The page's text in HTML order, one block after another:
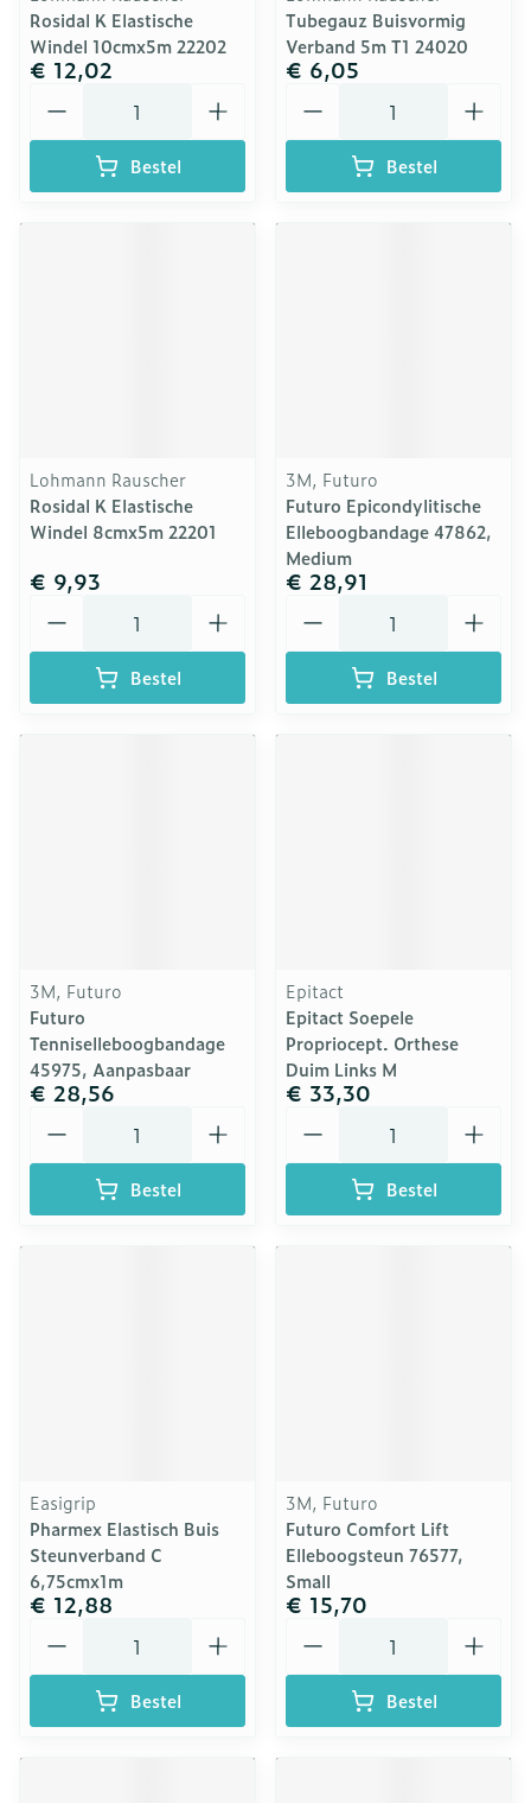
Rosidal K Elastische
Windel 10cmx5m 22202
€ 12,02
Bestel
Tubegauz Buisvormig
Verband 5m T1 24020
€ 6,05
Bestel
Lohmann Rauscher
Rosidal K Elastische
Windel 8cmx5m 22201
€ 9,93
Bestel
3M, Futuro
Futuro Epicondylitische
Elleboogbandage 47862,
Medium
€ 28,91
Bestel
3M, Futuro
Futuro
Tenniselleboogbandage
45975, Aanpasbaar
€ 28,56
Bestel
Epitact
Epitact Soepele
Propriocept. Orthese
Duim Links M
€ 33,30
Bestel
Easigrip
Pharmex Elastisch Buis
Steunverband C
6,75cmx1m
€ 12,88
Bestel
3M, Futuro
Futuro Comfort Lift
Elleboogsteun 76577,
Small
€ 15,70
Bestel